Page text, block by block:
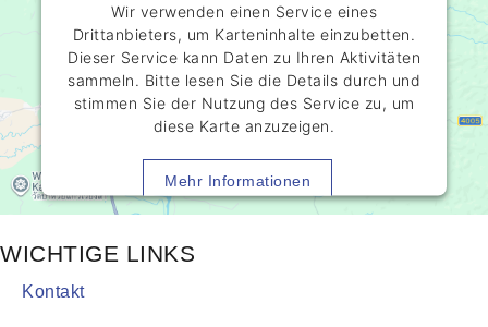
Wir verwenden einen Service eines
Drittanbieters, um Karteninhalte einzubetten.
Dieser Service kann Daten zu Ihren Aktivitäten
sammeln. Bitte lesen Sie die Details durch und
stimmen Sie der Nutzung des Service zu, um
diese Karte anzuzeigen.
Mehr Informationen
WICHTIGE LINKS
Kontakt